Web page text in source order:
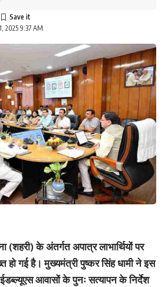
2025 9:37 AM
(शहरी) के अंतर्गत अपात्र लाभार्थियों पर
गई है। मुख्यमंत्री पुष्कर सिंह धामी ने इस
आवासों के पुनः सत्यापन के निर्देश